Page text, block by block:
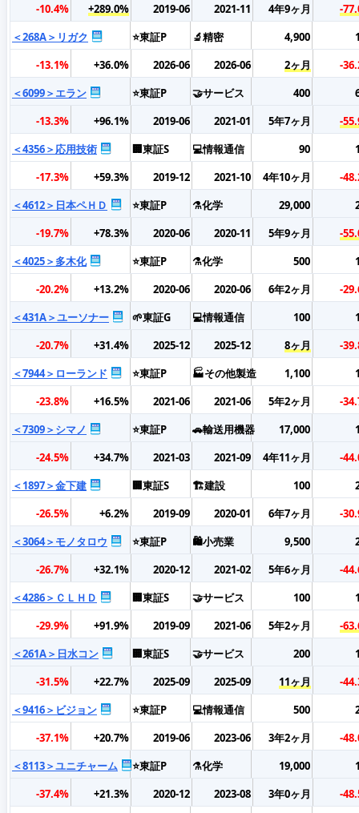
-10.4%
+289.0% 2019-06 2021-11 4年9ヶ月
-
＜268A＞リガク
⭐東証P 🔬精密 4,900
-13.1%
+36.0% 2026-06 2026-06 2ヶ月
-
＜6099＞エラン
⭐東証P 🤝サービス 400
-13.3%
+96.1% 2019-06 2021-01 5年7ヶ月
-
＜4356＞応用技術
🏢東証S 💻情報通信 90
-17.3%
+59.3% 2019-12 2021-10 4年10ヶ月
-
＜4612＞日本ペＨＤ
⭐東証P ⚗️化学 29,000
-19.7%
+78.3% 2020-06 2020-11 5年9ヶ月
-
＜4025＞多木化
⭐東証P ⚗️化学 500
-20.2%
+13.2% 2020-06 2020-06 6年2ヶ月
-
＜431A＞ユーソナー
🌱東証G 💻情報通信 100
-20.7%
+31.4% 2025-12 2025-12 8ヶ月
-
＜7944＞ローランド
⭐東証P 🏭その他製造 1,100
-23.8%
+16.5% 2021-06 2021-06 5年2ヶ月
-
＜7309＞シマノ
⭐東証P 🚗輸送用機器 17,000
-24.5%
+34.7% 2021-03 2021-09 4年11ヶ月
-
＜1897＞金下建
🏢東証S 🏗️建設 100
-26.5%
+6.2% 2019-09 2020-01 6年7ヶ月
-
＜3064＞モノタロウ
⭐東証P 🛍️小売業 9,500
-26.7%
+32.1% 2020-12 2021-02 5年6ヶ月
-
＜4286＞ＣＬＨＤ
🏢東証S 🤝サービス 100
-29.9%
+91.9% 2019-09 2021-06 5年2ヶ月
-
＜261A＞日水コン
🏢東証S 🤝サービス 200
-31.5%
+22.7% 2025-09 2025-09 11ヶ月
-
＜9416＞ビジョン
⭐東証P 💻情報通信 500
-37.1%
+20.7% 2019-06 2023-06 3年2ヶ月
-
＜8113＞ユニチャーム
⭐東証P ⚗️化学 19,000
-37.4%
+21.3% 2020-12 2023-08 3年0ヶ月
-